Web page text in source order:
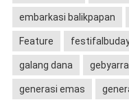
embarkasi balikpapan
Feature
galang dana
generasi emas